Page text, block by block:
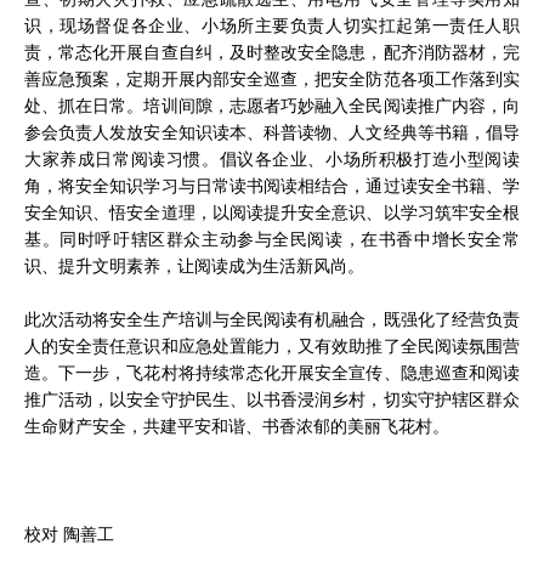
识，现场督促各企业、小场所主要负责人切实扛起第一责任人职
责，常态化开展自查自纠，及时整改安全隐患，配齐消防器材，完
善应急预案，定期开展内部安全巡查，把安全防范各项工作落到实
处、抓在日常。培训间隙，志愿者巧妙融入全民阅读推广内容，向
参会负责人发放安全知识读本、科普读物、人文经典等书籍，倡导
大家养成日常阅读习惯。倡议各企业、小场所积极打造小型阅读
角，将安全知识学习与日常读书阅读相结合，通过读安全书籍、学
安全知识、悟安全道理，以阅读提升安全意识、以学习筑牢安全根
基。同时呼吁辖区群众主动参与全民阅读，在书香中增长安全常
识、提升文明素养，让阅读成为生活新风尚。
此次活动将安全生产培训与全民阅读有机融合，既强化了经营负责
人的安全责任意识和应急处置能力，又有效助推了全民阅读氛围营
造。下一步，飞花村将持续常态化开展安全宣传、隐患巡查和阅读
推广活动，以安全守护民生、以书香浸润乡村，切实守护辖区群众
生命财产安全，共建平安和谐、书香浓郁的美丽飞花村。
校对 陶善工